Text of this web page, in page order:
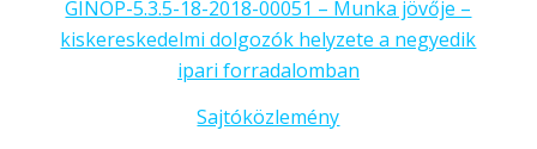
GINOP-5.3.5-18-2018-00051 – Munka jövője –
kiskereskedelmi dolgozók helyzete a negyedik
ipari forradalomban
Sajtóközlemény